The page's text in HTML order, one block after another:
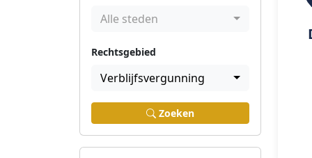
Alle steden
Rechtsgebied
Verblijfsvergunning
Zoeken